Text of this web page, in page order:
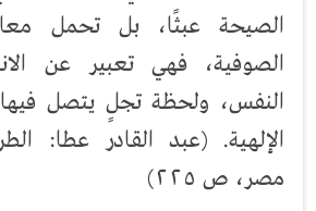
الصيحة عبثًا، بل تحمل
الصوفية، فهي تعبير عن
النفس، ولحظة تجلٍ يتصل
الإلهية. (عبد القادر عطا:
مصر، ص ٢٢٥)